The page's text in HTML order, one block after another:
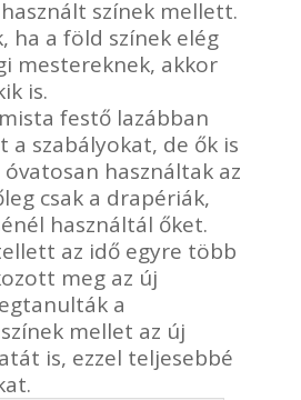
színek mellett.
ha a föld színek elég
mestereknek, akkor
is.
festő lazábban
a szabályokat, de ők is
használtak az
csak a drapériák,
használtál őket.
az idő egyre több
meg az új
a
mellet az új
is, ezzel teljesebbé